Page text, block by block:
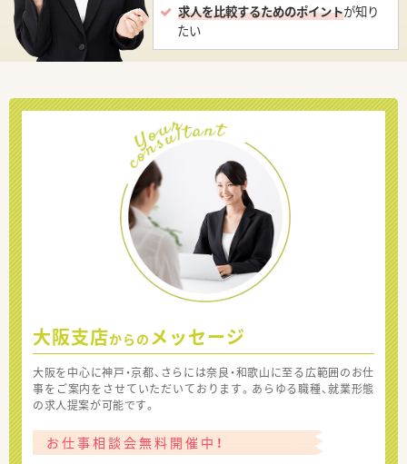
求人を比較するためのポイントが知り
たい
大阪支店からの メッセージ
大阪を中心に神戸・京都、さらには奈良・和歌山に至る広範囲のお仕
事をご案内をさせていただいております。あらゆる職種、就業形態
の求人提案が可能です。
お仕事相談会無料開催中！